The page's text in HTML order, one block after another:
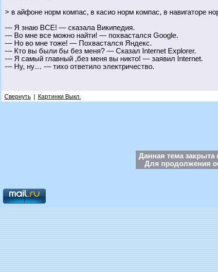
> в айфоне норм компас, в касио норм компас, в навигаторе
— Я знаю ВСЕ! — сказала Википедия.
— Во мне все можно найти! — похвастался Googlе.
— Но во мне тоже! — Похвастался Яндекс.
— Кто вы были бы без меня? — Сказал Internet Explorer.
— Я самый главный ,без меня вы никто! — заявил Intеrnеt.
— Ну, ну… — тихо ответило электричество.
Свернуть Картинки Выкл.
Данная тема закрыта
Для продолжения